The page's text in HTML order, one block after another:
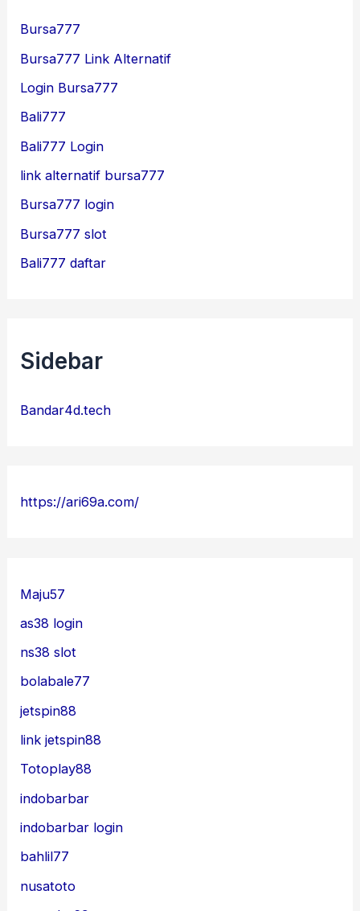
Bursa777
Bursa777 Link Alternatif
Login Bursa777
Bali777
Bali777 Login
link alternatif bursa777
Bursa777 login
Bursa777 slot
Bali777 daftar
Sidebar
Bandar4d.tech
https://ari69a.com/
Maju57
as38 login
ns38 slot
bolabale77
jetspin88
link jetspin88
Totoplay88
indobarbar
indobarbar login
bahlil77
nusatoto